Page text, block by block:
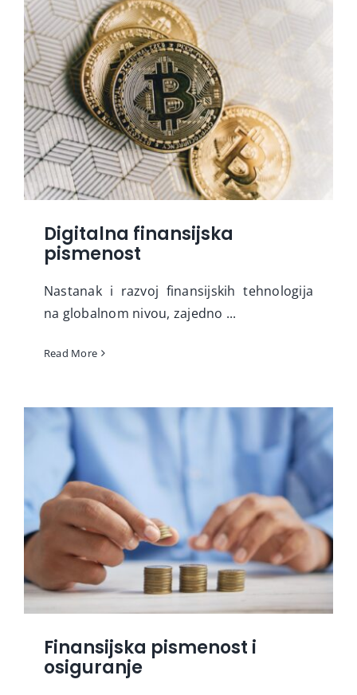
Digitalna finansijska
pismenost
Nastanak i razvoj finansijskih tehnologija
na globalnom nivou, zajedno ...
Read More
Finansijska pismenost i
osiguranje